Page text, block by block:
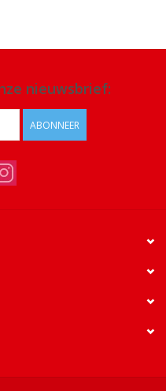
nieuwsbrief:
ABONNEER